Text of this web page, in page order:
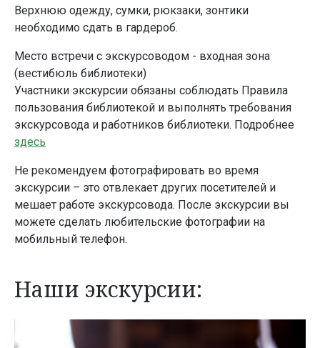
Верхнюю одежду, сумки, рюкзаки, зонтики
необходимо сдать в гардероб.
Место встречи с экскурсоводом - входная зона
(вестибюль библиотеки)
Участники экскурсии обязаны соблюдать Правила
пользования библиотекой и выполнять требования
экскурсовода и работников библиотеки. Подробнее
здесь
Не рекомендуем фотографировать во время
экскурсии – это отвлекает других посетителей и
мешает работе экскурсовода. После экскурсии вы
можете сделать любительские фотографии на
мобильный телефон.
Наши экскурсии: